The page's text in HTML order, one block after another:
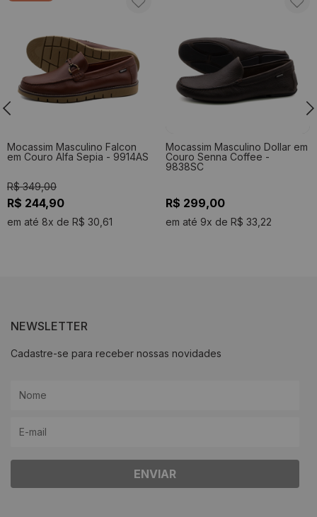
Mocassim Masculino Falcon
em Couro Alfa Sepia - 9914AS
R$ 349,00
R$ 244,90
em até 8x de R$ 30,61
Mocassim Masculino Dollar em
Couro Senna Coffee -
9838SC
R$ 299,00
em até 9x de R$ 33,22
NEWSLETTER
Cadastre-se para receber nossas novidades
ENVIAR